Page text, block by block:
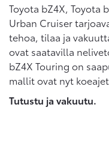
Toyota bZ4X, Toyota
Urban Cruiser
tehoa, tilaa ja
ovat saatavilla
bZ4X Touring on
mallit ovat nyt
Tutustu ja vakuutu.